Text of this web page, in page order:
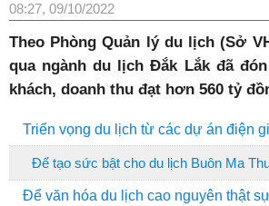
08:27, 09/10/2022
Theo Phòng Quản lý du lịch (Sở
qua ngành du lịch Đắk Lắk đã
khách, doanh thu đạt hơn 560 tỷ
Triển vọng du lịch từ các dự án điện
Để tạo sức bật cho du lịch Buôn Ma
Để văn hóa du lịch cao nguyên thật